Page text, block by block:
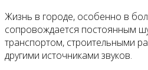
Жизнь в городе, особенно в
сопровождается постоянным
транспортом, строительными
другими источниками звуков.